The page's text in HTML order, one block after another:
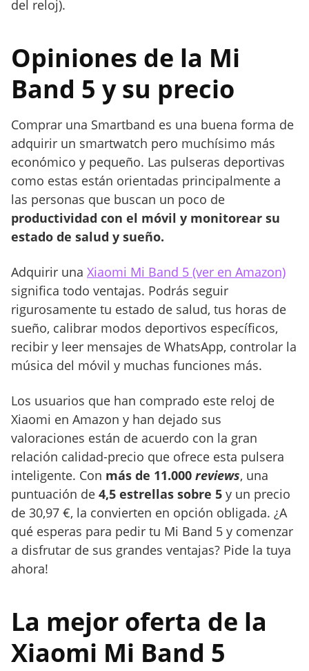
del reloj).
Opiniones de la Mi
Band 5 y su precio
Comprar una Smartband es una buena forma de
adquirir un smartwatch pero muchísimo más
económico y pequeño. Las pulseras deportivas
como estas están orientadas principalmente a
las personas que buscan un poco de
productividad con el móvil y monitorear su
estado de salud y sueño.
Adquirir una Xiaomi Mi Band 5 (ver en Amazon)
significa todo ventajas. Podrás seguir
rigurosamente tu estado de salud, tus horas de
sueño, calibrar modos deportivos específicos,
recibir y leer mensajes de WhatsApp, controlar la
música del móvil y muchas funciones más.
Los usuarios que han comprado este reloj de
Xiaomi en Amazon y han dejado sus
valoraciones están de acuerdo con la gran
relación calidad-precio que ofrece esta pulsera
inteligente. Con más de 11.000 reviews, una
puntuación de 4,5 estrellas sobre 5 y un precio
de 30,97 €, la convierten en opción obligada. ¿A
qué esperas para pedir tu Mi Band 5 y comenzar
a disfrutar de sus grandes ventajas? Pide la tuya
ahora!
La mejor oferta de la
Xiaomi Mi Band 5